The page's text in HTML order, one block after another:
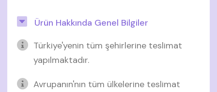
Ürün Hakkında Genel Bilgiler
Türkiye'yenin tüm şehirlerine teslimat
yapılmaktadır.
Avrupanın'nın tüm ülkelerine teslimat